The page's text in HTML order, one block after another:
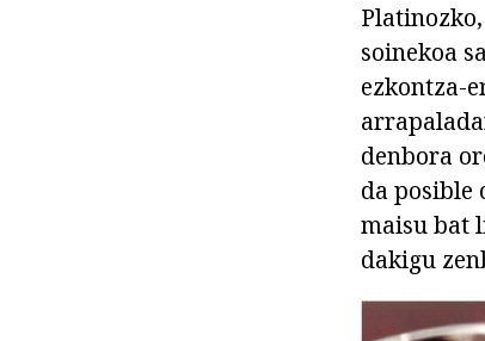
soinekoa
ezkontza-
denbora
da posible
maisu bat
dakigu